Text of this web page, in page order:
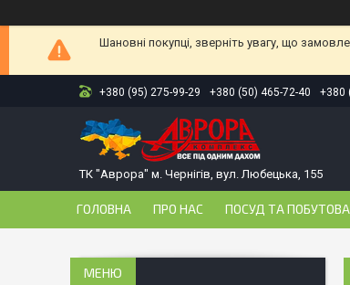
Шановні покупці, зверніть увагу, що
+380 (95) 275-99-29 +380 (50) 465-72-40 +380
ТК "Аврора" м. Чернігів, вул. Любецька, 155
ГОЛОВНА ПРО НАС ПОСУД ТА